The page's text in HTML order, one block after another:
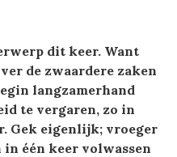
dit keer. Want
de zwaardere zaken
langzamerhand
te vergaren, zo in
Gek eigenlijk; vroeger
één keer volwassen